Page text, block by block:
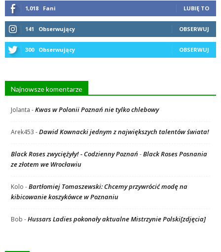
1,018 Fani LUBIĘ TO
141 Obserwujący OBSERWUJ
300 Obserwujący OBSERWUJ
Najnowsze komentarze
Jolanta -Kwas w Polonii Poznań nie tylko chlebowy
Arek453 -Dawid Kownacki jednym z największych talentów świata!
Black Roses zwyciężyły! - Codzienny Poznań -Black Roses Posnania
ze złotem we Wrocławiu
Kolo -Bartłomiej Tomaszewski: Chcemy przywrócić modę na
kibicowanie koszykówce w Poznaniu
Bob -Hussars Ladies pokonały aktualne Mistrzynie Polski[zdjęcia]